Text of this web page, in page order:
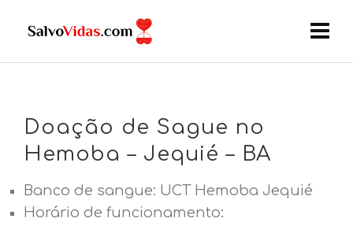
Doação de Sague no
Hemoba – Jequié – BA
Banco de sangue: UCT Hemoba Jequié
Horário de funcionamento: